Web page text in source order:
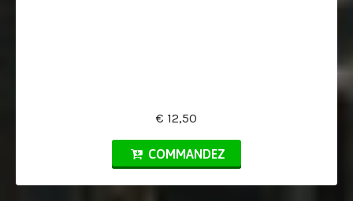
€ 12,50
COMMANDEZ